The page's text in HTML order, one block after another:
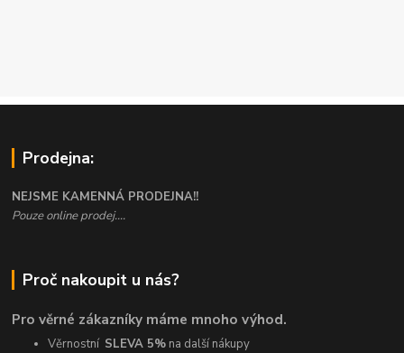
Prodejna:
NEJSME KAMENNÁ PRODEJNA!!
Pouze online prodej....
Proč nakoupit u nás?
Pro věrné zákazníky máme mnoho výhod.
Věrnostní SLEVA 5% na další nákupy